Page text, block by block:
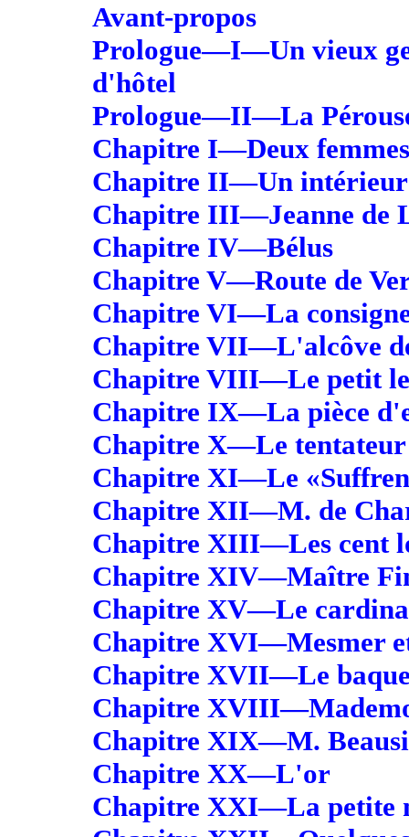
Avant-propos
Prologue—I—Un vieux
d'hôtel
Prologue—II—La
Chapitre I—Deux
Chapitre II—Un intérieur
Chapitre III—Jeanne de
Chapitre IV—Bélus
Chapitre V—Route de
Chapitre VI—La
Chapitre VII—L'alcôve
Chapitre VIII—Le petit
Chapitre IX—La pièce
Chapitre X—Le tentateur
Chapitre XI—Le
Chapitre XII—M. de
Chapitre XIII—Les cent
Chapitre XIV—Maître
Chapitre XV—Le
Chapitre XVI—Mesmer
Chapitre XVII—Le
Chapitre
Chapitre XIX—M.
Chapitre XX—L'or
Chapitre XXI—La petite